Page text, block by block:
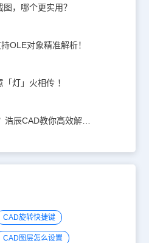
，哪个更实用？
OLE对象精准解析！
灯」火相传 ！
CAD图纸不是1:1画的？浩辰CAD教你高效解决！
CAD旋转快捷键
CAD图层怎么设置